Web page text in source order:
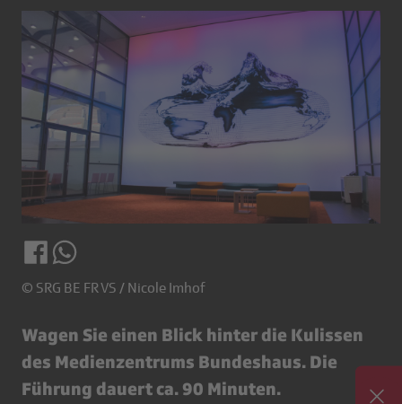
© SRG BE FR VS / Nicole Imhof
Wagen Sie einen Blick hinter die Kulissen
des Medienzentrums Bundeshaus. Die
Führung dauert ca. 90 Minuten.